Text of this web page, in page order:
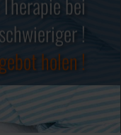
!
holen !
holen !
✓
holen !